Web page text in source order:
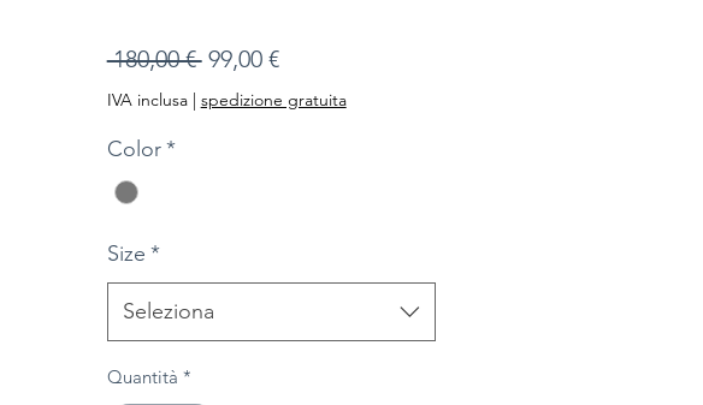
180,00 € Prezzo
regolare
99,00 €Prezzo
scontato
IVA inclusa| spedizione gratuita
Color*
Size *
Seleziona
Quantità *